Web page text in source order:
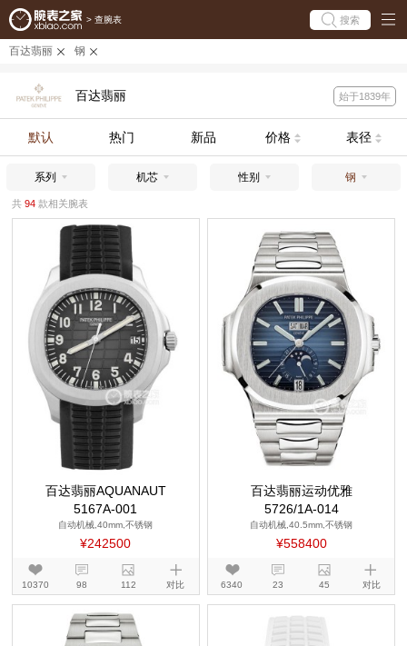
> 查腕表 搜索
百达翡丽 钢
百达翡丽 始于1839年
默认 热门 新品 价格 表径
系列 机芯 性别 钢
共 94款相关腕表
百达翡丽AQUANAUT
5167A-001
自动机械,40mm,不锈钢
¥242500
10370 98 112 对比
百达翡丽运动优雅
5726/1A-014
自动机械,40.5mm,不锈钢
¥558400
6340 23 45 对比